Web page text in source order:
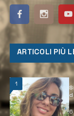
ARTICOLI PIÙ
1
6